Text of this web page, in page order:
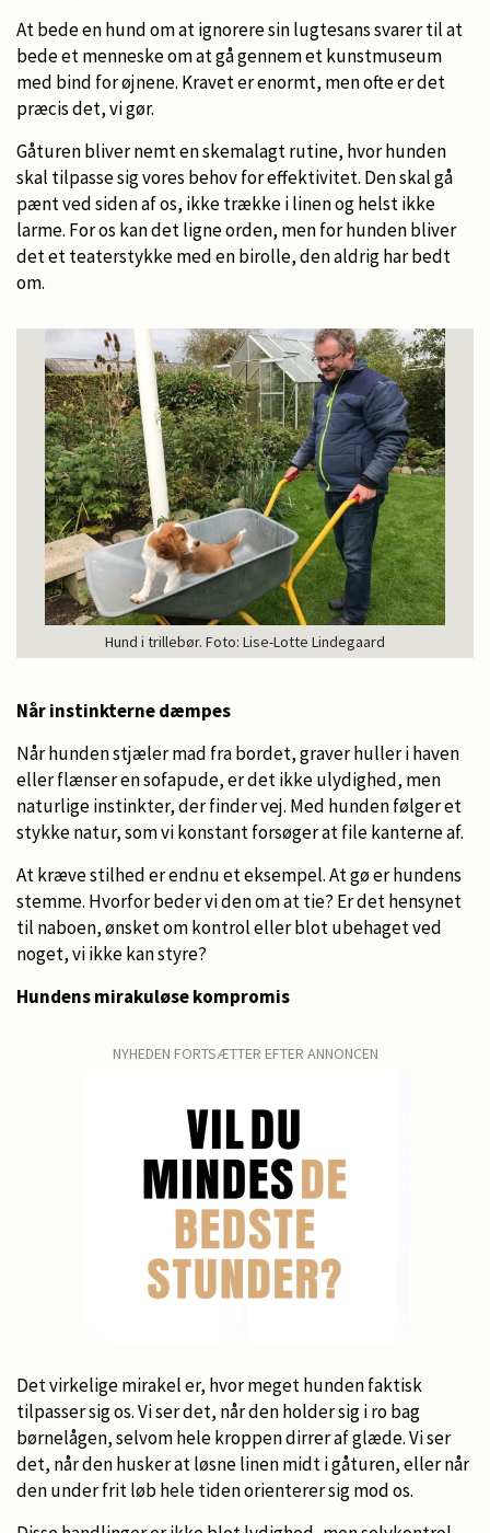
At bede en hund om at ignorere sin lugtesans svarer til at
bede et menneske om at gå gennem et kunstmuseum
med bind for øjnene. Kravet er enormt, men ofte er det
præcis det, vi gør.
Gåturen bliver nemt en skemalagt rutine, hvor hunden
skal tilpasse sig vores behov for effektivitet. Den skal gå
pænt ved siden af os, ikke trække i linen og helst ikke
larme. For os kan det ligne orden, men for hunden bliver
det et teaterstykke med en birolle, den aldrig har bedt
om.
Hund i trillebør. Foto: Lise-Lotte Lindegaard
Når instinkterne dæmpes
Når hunden stjæler mad fra bordet, graver huller i haven
eller flænser en sofapude, er det ikke ulydighed, men
naturlige instinkter, der finder vej. Med hunden følger et
stykke natur, som vi konstant forsøger at file kanterne af.
At kræve stilhed er endnu et eksempel. At gø er hundens
stemme. Hvorfor beder vi den om at tie? Er det hensynet
til naboen, ønsket om kontrol eller blot ubehaget ved
noget, vi ikke kan styre?
Hundens mirakuløse kompromis
NYHEDEN FORTSÆTTER EFTER ANNONCEN
Det virkelige mirakel er, hvor meget hunden faktisk
tilpasser sig os. Vi ser det, når den holder sig i ro bag
børnelågen, selvom hele kroppen dirrer af glæde. Vi ser
det, når den husker at løsne linen midt i gåturen, eller når
den under frit løb hele tiden orienterer sig mod os.